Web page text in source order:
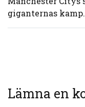
giganternas kamp.
Lämna en